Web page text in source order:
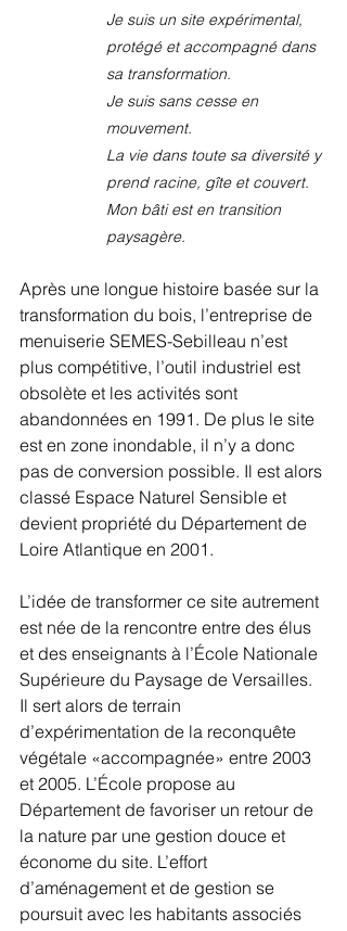
Je suis un site expérimental,
protégé et accompagné dans
sa transformation.
Je suis sans cesse en
mouvement.
La vie dans toute sa diversité y
prend racine, gîte et couvert.
Mon bâti est en transition
paysagère.
Après une longue histoire basée sur la
transformation du bois, l’entreprise de
menuiserie SEMES-Sebilleau n’est
plus compétitive, l’outil industriel est
obsolète et les activités sont
abandonnées en 1991. De plus le site
est en zone inondable, il n’y a donc
pas de conversion possible. Il est alors
classé Espace Naturel Sensible et
devient propriété du Département de
Loire Atlantique en 2001.
L’idée de transformer ce site autrement
est née de la rencontre entre des élus
et des enseignants à l’École Nationale
Supérieure du Paysage de Versailles.
Il sert alors de terrain
d’expérimentation de la reconquête
végétale «accompagnée» entre 2003
et 2005. L’École propose au
Département de favoriser un retour de
la nature par une gestion douce et
économe du site. L’effort
d’aménagement et de gestion se
poursuit avec les habitants associés